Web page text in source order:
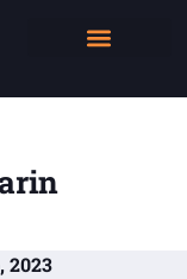
2023